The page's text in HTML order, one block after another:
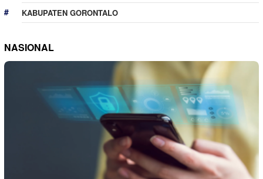
KABUPATEN GORONTALO
NASIONAL